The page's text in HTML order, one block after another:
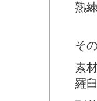
熟練
その
素材
羅臼